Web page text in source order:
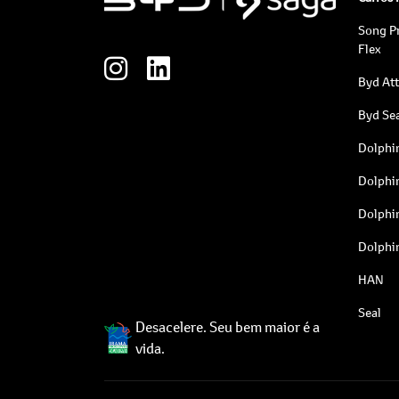
Desacelere. Seu bem maior é a
vida.
Song
Flex
Byd
Byd
HAN
Seal